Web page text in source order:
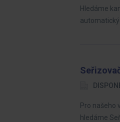
Hledáme
Pro našeho
hledáme